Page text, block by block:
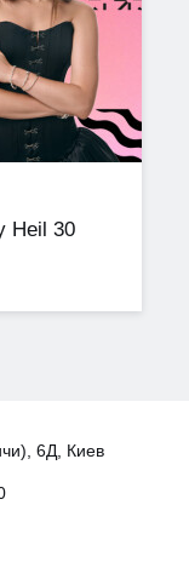
Heil 30
6Д, Киев